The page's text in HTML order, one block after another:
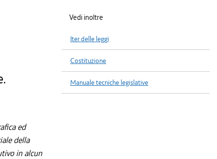
ed
della
in alcun
Vedi inoltre
Iter delle leggi
Costituzione
Manuale tecniche legislative